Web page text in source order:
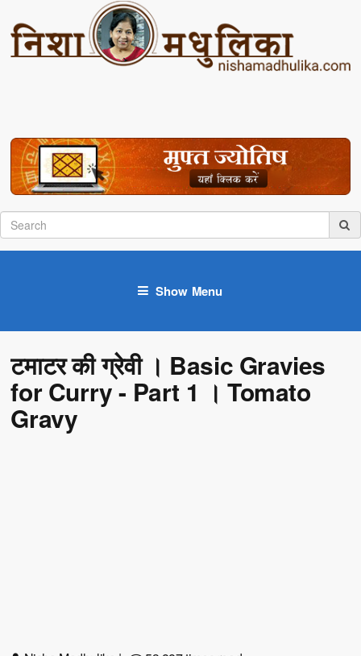
Show Menu
टमाटर की ग्रेवी । Basic Gravies
for Curry - Part 1 । Tomato
Gravy